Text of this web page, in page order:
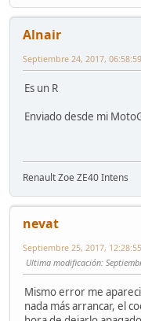
Alnair
Septiembre 24, 2017,
Es un R
Enviado desde mi
Renault Zoe ZE40 Intens
nevat
Septiembre 25, 2017,
Ultima modificación:
Mismo error me
nada más arrancar, el